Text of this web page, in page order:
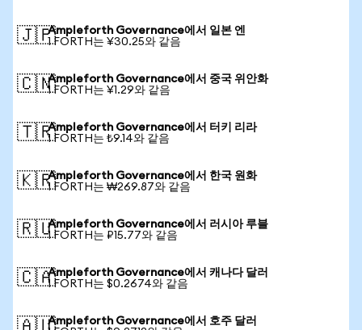
🇯🇵Ampleforth Governance에서 일본 엔
1 FORTH는 ¥30.25와 같음
🇨🇳Ampleforth Governance에서 중국 위안화
1 FORTH는 ¥1.29와 같음
🇹🇷Ampleforth Governance에서 터키 리라
1 FORTH는 ₺9.14와 같음
🇰🇷Ampleforth Governance에서 한국 원화
1 FORTH는 ₩269.87와 같음
🇷🇺Ampleforth Governance에서 러시아 루블
1 FORTH는 ₽15.77와 같음
🇨🇦Ampleforth Governance에서 캐나다 달러
1 FORTH는 $0.2674와 같음
Ampleforth Governance에서 호주 달러